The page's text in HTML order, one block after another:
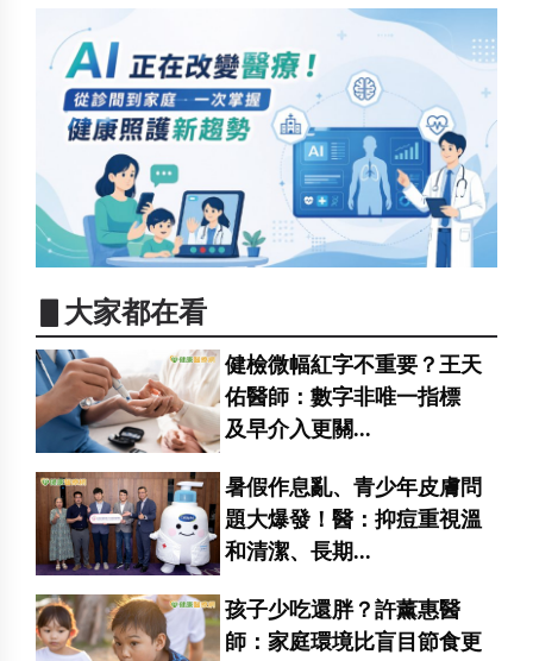
▋大家都在看
健檢微幅紅字不重要？王天
佑醫師：數字非唯一指標
及早介入更關...
暑假作息亂、青少年皮膚問
題大爆發！醫：抑痘重視溫
和清潔、長期...
孩子少吃還胖？許薰惠醫
師：家庭環境比盲目節食更